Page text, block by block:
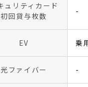
ュリティカード
初回貸与枚数
-
EV 乗
光ファイバー -